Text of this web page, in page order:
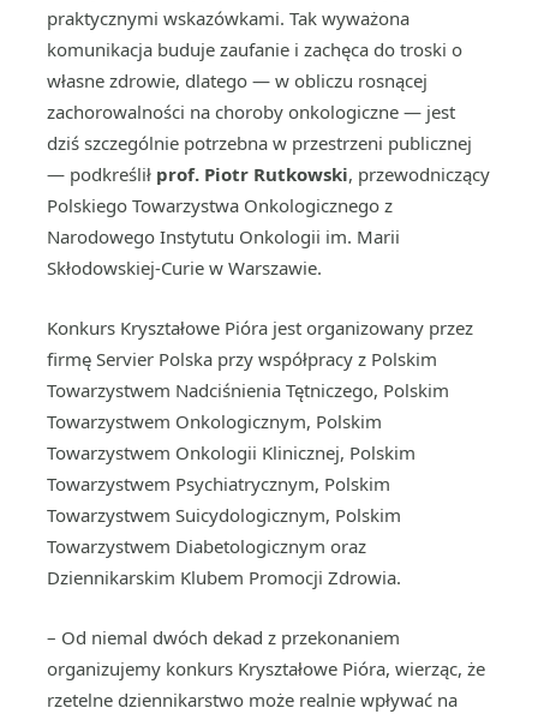
praktycznymi wskazówkami. Tak wyważona
komunikacja buduje zaufanie i zachęca do troski o
własne zdrowie, dlatego — w obliczu rosnącej
zachorowalności na choroby onkologiczne — jest
dziś szczególnie potrzebna w przestrzeni publicznej
— podkreślił prof. Piotr Rutkowski, przewodniczący
Polskiego Towarzystwa Onkologicznego z
Narodowego Instytutu Onkologii im. Marii
Skłodowskiej-Curie w Warszawie.
Konkurs Kryształowe Pióra jest organizowany przez
firmę Servier Polska przy współpracy z Polskim
Towarzystwem Nadciśnienia Tętniczego, Polskim
Towarzystwem Onkologicznym, Polskim
Towarzystwem Onkologii Klinicznej, Polskim
Towarzystwem Psychiatrycznym, Polskim
Towarzystwem Suicydologicznym, Polskim
Towarzystwem Diabetologicznym oraz
Dziennikarskim Klubem Promocji Zdrowia.
– Od niemal dwóch dekad z przekonaniem
organizujemy konkurs Kryształowe Pióra, wierząc, że
rzetelne dziennikarstwo może realnie wpływać na